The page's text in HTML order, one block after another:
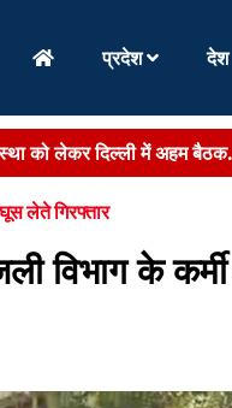
प्रदेश देश
को लेकर दिल्ली में अहम
रोशनी बची, IGIMS में लेजर
में छात्रों का हंगामा, डिग्री
खनन बंद,सरकार को 153 करोड़
बढ़ेगा तो रुकेगा पलायन, जल्द
लेते गिरफ्तार
विभाग के